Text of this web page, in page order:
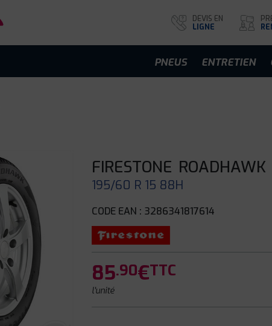
DEVIS EN
LIGNE
PNEUS ENTRETIEN
FIRESTONE ROADHAWK
195/60 R 15 88H
CODE EAN : 3286341817614
85.90€TTC
l'unité